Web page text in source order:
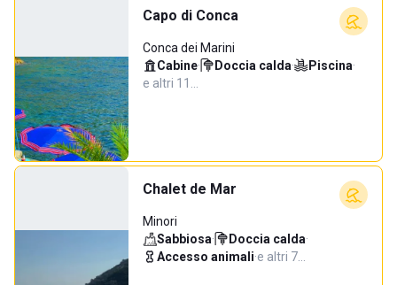
Capo di Conca
Conca dei Marini
Cabine· Doccia calda· Piscina·
e altri 11…
Chalet de Mar
Minori
Sabbiosa· Doccia calda·
Accesso animali·e altri 7…